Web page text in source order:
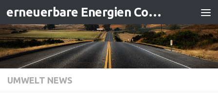
Zum Inhalt springen erneuerbare Energien Contracting
UMWELT NEWS